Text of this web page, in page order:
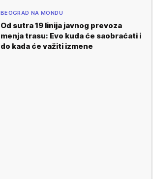
BEOGRAD NA MONDU
Od sutra 19 linija javnog prevoza
menja trasu: Evo kuda će saobraćati i
do kada će važiti izmene